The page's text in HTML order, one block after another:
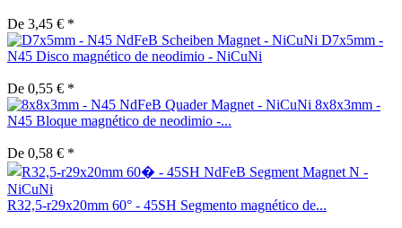
De 3,45 € *
D7x5mm -
N45 Disco magnético de neodimio - NiCuNi
De 0,55 € *
8x8x3mm -
N45 Bloque magnético de neodimio -...
De 0,58 € *
R32,5-r29x20mm 60° - 45SH Segmento magnético de...